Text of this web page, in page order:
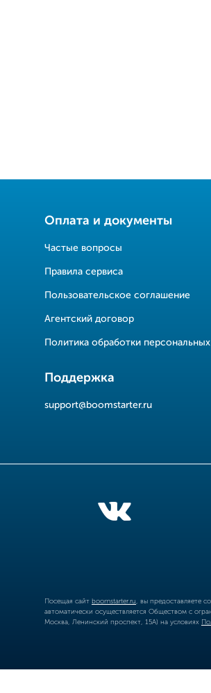
Оплата и документы
Частые вопросы
Правила сервиса
Пользовательское соглашение
Агентский договор
Политика обработки
Поддержка
support@boomstarter.ru
Посещая сайт boomstarter.ru , вы предоставляете
автоматически осуществляется Обществом с
Москва, Ленинский проспект, 15А) на условиях